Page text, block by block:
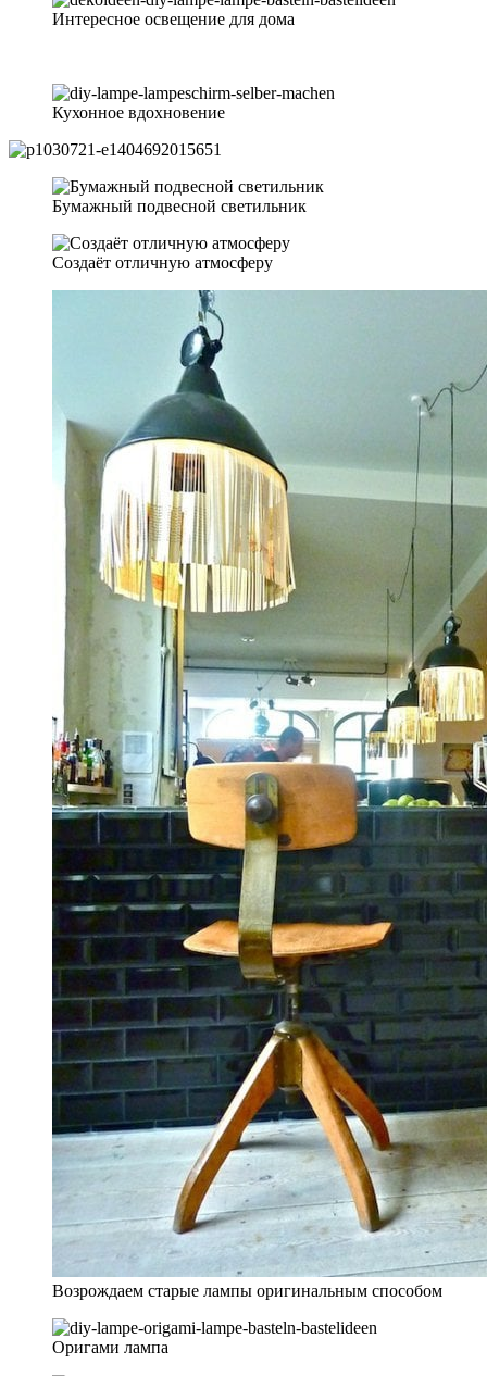
Интересное освещение для дома
Кухонное вдохновение
Бумажный подвесной светильник
Создаёт отличную атмосферу
Возрождаем старые лампы оригинальным способом
Оригами лампа